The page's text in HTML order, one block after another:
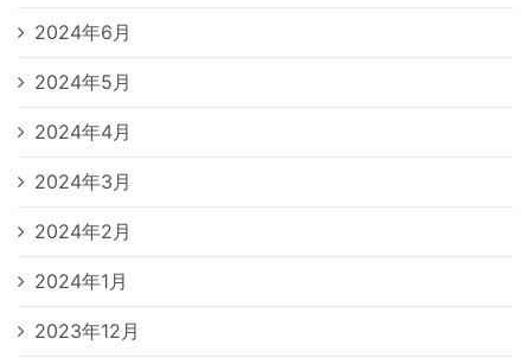
2024年6月
2024年5月
2024年4月
2024年3月
2024年2月
2024年1月
2023年12月